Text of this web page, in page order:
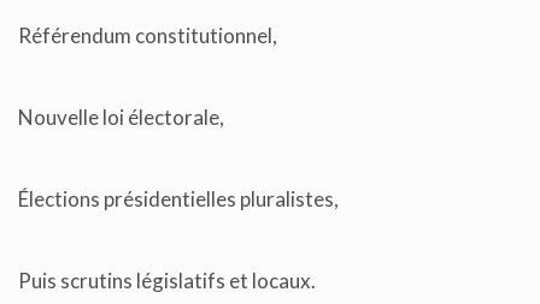
Référendum constitutionnel,
Nouvelle loi électorale,
Élections présidentielles pluralistes,
Puis scrutins législatifs et locaux.